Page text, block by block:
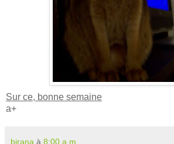
Sur ce, bonne semaine
a+
birana à 8:00 a.m.